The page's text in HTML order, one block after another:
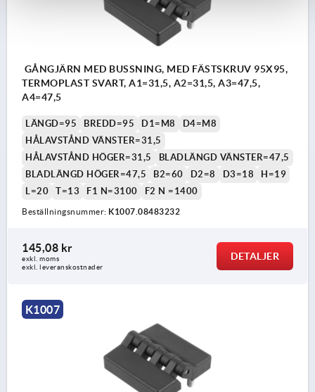
GÅNGJÄRN MED BUSSNING, MED FÄSTSKRUV 95X95,
TERMOPLAST SVART, A1=31,5, A2=31,5, A3=47,5,
A4=47,5
LÄNGD=95 BREDD=95 D1=M8
D4=M8
HÅLAVSTÅND VÄNSTER=31,5
HÅLAVSTÅND HÖGER=31,5
BLADLÄNGD VÄNSTER=47,5
BLADLÄNGD HÖGER=47,5
B2=60 D2=8 D3=18
H=19
L=20
T=13 F1 N=3100 F2 N =1400
Beställningsnummer: K1007.08483232
145,08 kr
exkl. moms
exkl. leveranskostnader
DETALJER
K1007